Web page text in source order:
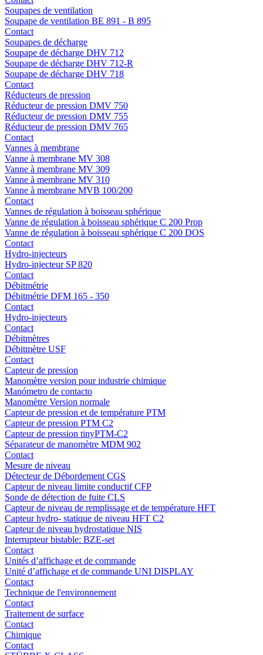
Soupapes de ventilation
Soupape de ventilation BE 891 - B 895
Contact
Soupapes de décharge
Soupape de décharge DHV 712
Soupape de décharge DHV 712-R
Soupape de décharge DHV 718
Contact
Réducteurs de pression
Réducteur de pression DMV 750
Réducteur de pression DMV 755
Réducteur de pression DMV 765
Contact
Vannes à membrane
Vanne à membrane MV 308
Vanne à membrane MV 309
Vanne à membrane MV 310
Vanne à membrane MVB 100/200
Contact
Vannes de régulation à boisseau sphérique
Vanne de régulation à boisseau sphérique C 200 Prop
Vanne de régulation à boisseau sphérique C 200 DOS
Contact
Hydro-injecteurs
Hydro-injecteur SP 820
Contact
Débitmétrie
Débitmétrie DFM 165 - 350
Contact
Hydro-injecteurs
Contact
Débitmètres
Débitmètre USF
Contact
Capteur de pression
Manomètre version pour industrie chimique
Manómetro de contacto
Manomètre Version normale
Capteur de pression et de température PTM
Capteur de pression PTM C2
Capteur de pression tinyPTM-C2
Séparateur de manomètre MDM 902
Contact
Mesure de niveau
Détecteur de Débordement CGS
Capteur de niveau limite conductif CFP
Sonde de détection de fuite CLS
Capteur de niveau de remplissage et de température HFT
Capteur hydro- statique de niveau HFT C2
Capteur de niveau hydrostatique NIS
Interrupteur bistable: BZE-set
Contact
Unités d’affichage et de commande
Unité d’affichage et de commande UNI DISPLAY
Contact
Technique de l'environnement
Contact
Traitement de surface
Contact
Chimique
Contact